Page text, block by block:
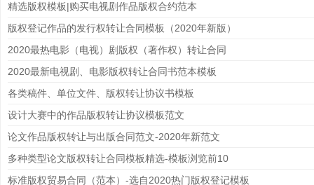
精选版权模板|购买电视剧作品版权合约范本
版权登记作品的发行权转让合同模板（2020年新版）
2020最热电影（电视）剧版权（著作权）转让合同
2020最新电视剧、电影版权转让合同书范本模板
各类稿件、单位文件、版权转让协议书模板
设计大赛中的作品版权转让协议模板范文
论文作品版权转让与出版合同范文-2020年新范文
多种类型论文版权转让合同模板精选-模板浏览前10
标准版权贸易合同（范本）-选自2020热门版权登记模板